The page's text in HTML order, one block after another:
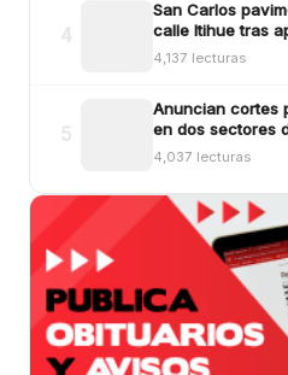
San Carlos
calle Itihue tras
más de $554
4,137 lecturas
Anuncian cortes
en dos sectores
este viernes
4,037 lecturas